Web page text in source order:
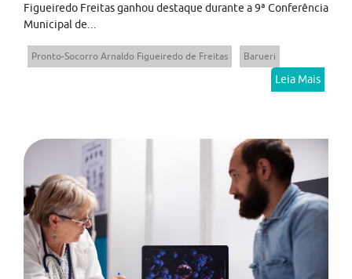
Figueiredo Freitas ganhou destaque durante a 9ª Conferência
Municipal de...
Pronto-Socorro Arnaldo Figueiredo de Freitas Barueri
Leia Mais